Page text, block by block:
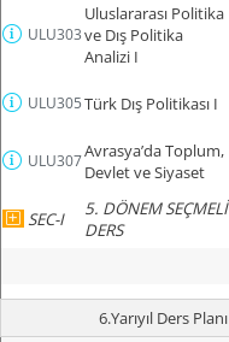
ULU303
Uluslararası Politika
ve Dış Politika
Analizi I
ULU305Türk Dış Politikası I
ULU307Avrasya’da Toplum,
Devlet ve Siyaset
SEC-I
5. DÖNEM SEÇMELİ
DERS
6.Yarıyıl Ders Planı